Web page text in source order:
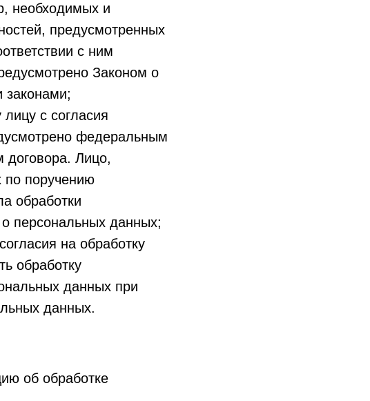
необходимых и
предусмотренных
с ним
Законом о
с согласия
федеральным
договора. Лицо,
по поручению
обработки
персональных данных;
на обработку
обработку
данных при
данных.
об обработке